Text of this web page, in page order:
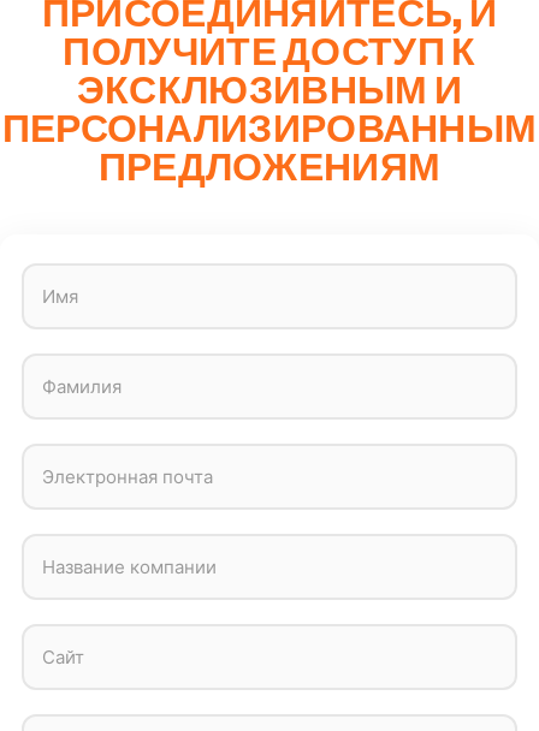
ПРИСОЕДИНЯЙТЕСЬ, И
ПОЛУЧИТЕ ДОСТУП К
ЭКСКЛЮЗИВНЫМ И
ПЕРСОНАЛИЗИРОВАННЫМ
ПРЕДЛОЖЕНИЯМ
Имя
Фамилия
Электронная почта
Название компании
Сайт